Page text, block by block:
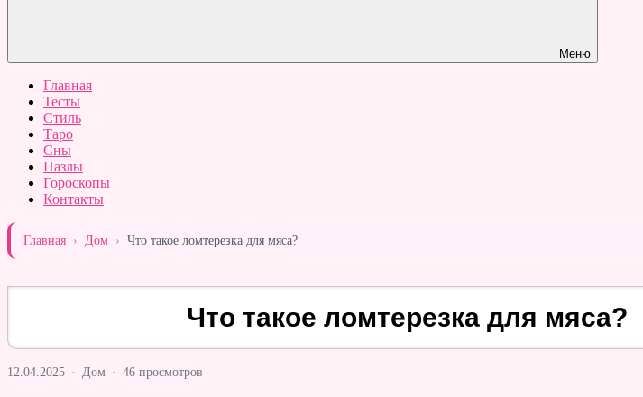
Меню
Главная
Тесты
Стиль
Таро
Сны
Пазлы
Гороскопы
Контакты
Главная › Дом › Что такое ломтерезка для мяса?
Что такое ломтерезка для мяса?
12.04.2025 · Дом · 46 просмотров